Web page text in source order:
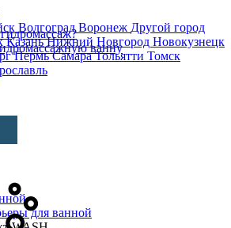
ВолгоградВоронеж Другой город
КазаньНижний Новгород Новокузнецк
ПермьСамараТольятти Томск
ванну
для ванной